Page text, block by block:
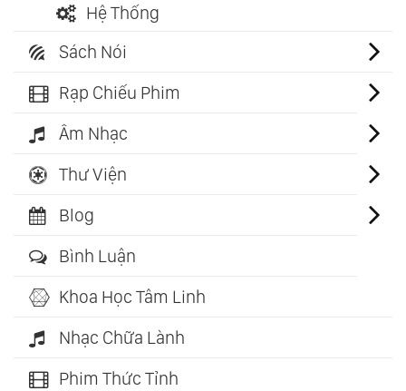
Hệ Thống
Sách Nói
Rạp Chiếu Phim
Âm Nhạc
Thư Viện
Blog
Bình Luận
Khoa Học Tâm Linh
Nhạc Chữa Lành
Phim Thức Tỉnh